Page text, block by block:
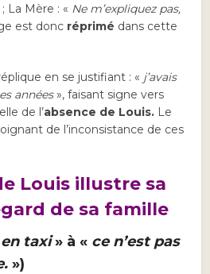
La Mère : « Ne m’expliquez pas,
est donc réprimé dans cette
en se justifiant : « j’avais
années», faisant signe vers
de l’absence de Louis. Le
de l’inconsistance de ces
Louis illustre sa
de sa famille
taxi» à « ce n’est pas
»)